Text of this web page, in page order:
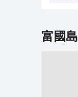
富國島